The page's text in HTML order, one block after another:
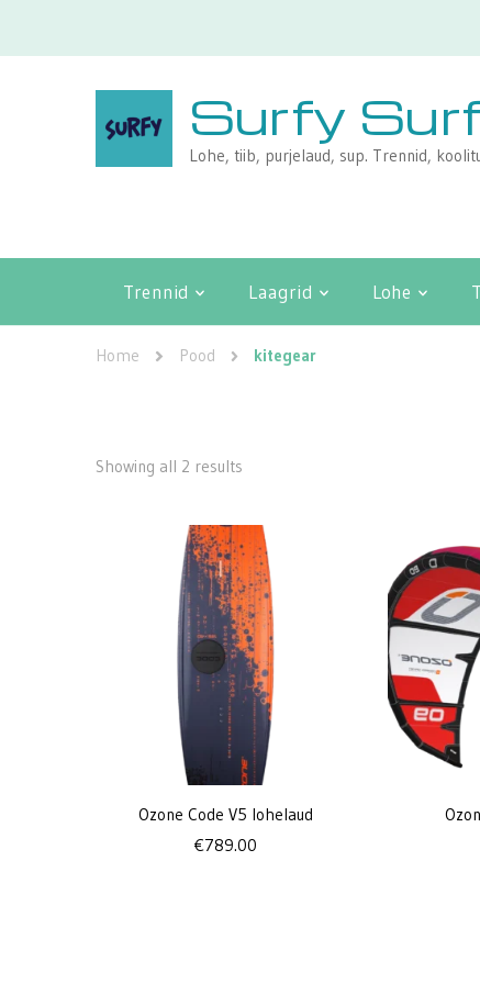
Surfy
Lohe, tiib, purjelaud, sup. Trennid,
Trennid Laagrid Lohe
Home Pood kitegear
Showing all 2 results
Ozone Code V5 lohelaud
€789.00